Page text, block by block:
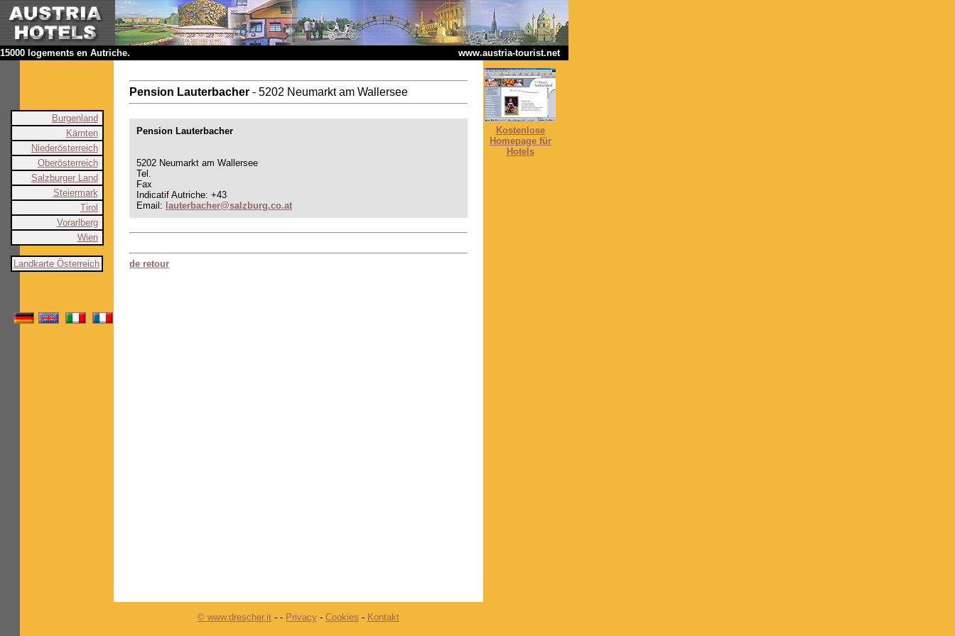
15000 logements en Autriche. www.austria-tourist.net
Burgenland
Kärnten
Niederösterreich
Oberösterreich
Salzburger Land
Steiermark
Tirol
Vorarlberg
Wien
Landkarte Österreich
Pension Lauterbacher - 5202 Neumarkt am Wallersee
Pension Lauterbacher
5202 Neumarkt am Wallersee
Tel.
Fax
Indicatif Autriche: +43
Email: lauterbacher@salzburg.co.at
de retour
Kostenlose
Homepage für
Hotels
© www.drescher.it - - Privacy - Cookies - Kontakt